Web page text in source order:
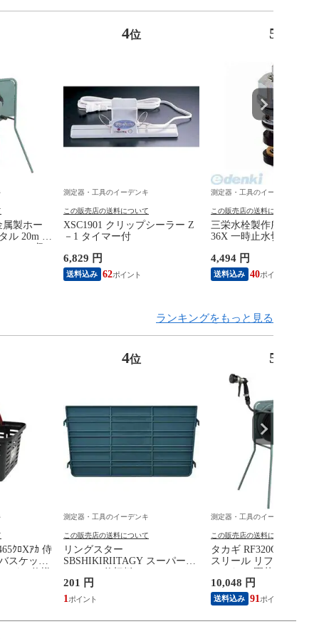
属製ホー
ル 20m カ
心のメー
4位
測定器・工具のイーデンキ
この販売店の送料について
XSC1901 クリップシーラー Z
－1 タイマー付
6,829 円
送料込み 62
5
測定器・工具のイーデンキ
この販売店の送料について
三栄水栓製作所 SANEI
36X 一時止水切替部
4,494 円
送料込み 40
ランキングをもっと見る
ｸﾛXｱｶ 侍
スケット
4位
測定器・工具のイーデンキ
この販売店の送料について
リングスター
SBSHIKIRIITAGY スーパーバ
201 円
1
5
測定器・工具のイーデンキ
この販売店の送料について
タカギ RF320GY 金属
スリール リフトメタル
納 巻き取り簡単 【安心
カー2年間保証】
10,048 円
送料込み 91